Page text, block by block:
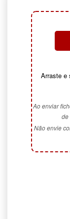
Arraste e
Ao enviar
de
Não envie